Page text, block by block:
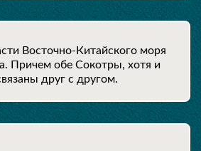
Восточно-Китайского моря
Причем обе Сокотры, хотя и
друг с другом.